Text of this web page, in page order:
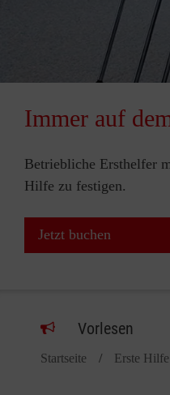
Immer auf
Betriebliche Ersthelfer
Hilfe zu festigen.
Jetzt buchen
Vorlesen
Startseite Erste Hilfe